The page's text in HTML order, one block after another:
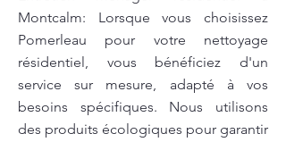
Montcalm: Lorsque vous choisissez
Pomerleau pour votre nettoyage
résidentiel, vous bénéficiez d'un
service sur mesure, adapté à vos
besoins spécifiques. Nous utilisons
des produits écologiques pour garantir